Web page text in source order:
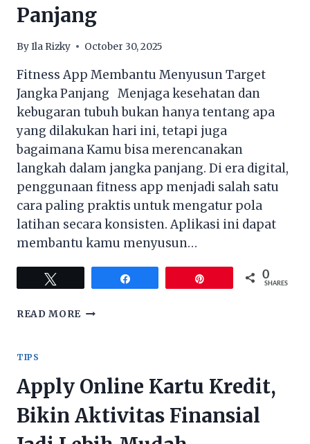
HARGA
TINGGI
DAN
BERKUALITAS
Panjang
ByIla Rizky October 30, 2025
Fitness App Membantu Menyusun Target
Jangka Panjang Menjaga kesehatan dan
kebugaran tubuh bukan hanya tentang apa
yang dilakukan hari ini, tetapi juga
bagaimana Kamu bisa merencanakan
langkah dalam jangka panjang. Di era digital,
penggunaan fitness app menjadi salah satu
cara paling praktis untuk mengatur pola
latihan secara konsisten. Aplikasi ini dapat
membantu kamu menyusun…
0
SHARES
READ MORE FITNESS
JANGKA
TIPS
Apply Online Kartu Kredit,
Bikin Aktivitas Finansial